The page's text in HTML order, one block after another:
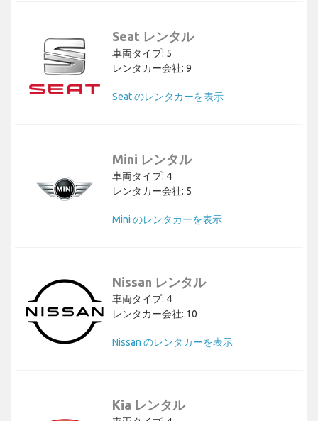
Seat レンタル
車両タイプ: 5
レンタカー会社: 9
Seat のレンタカーを表示
Mini レンタル
車両タイプ: 4
レンタカー会社: 5
Mini のレンタカーを表示
Nissan レンタル
車両タイプ: 4
レンタカー会社: 10
Nissan のレンタカーを表示
Kia レンタル